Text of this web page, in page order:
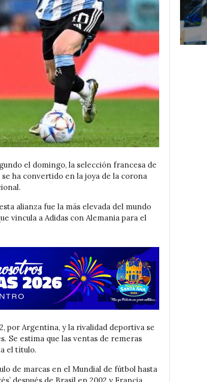
el domingo, la selección francesa de
ha convertido en la joya de la corona
alianza fue la más elevada del mundo
vincula a Adidas con Alemania para el
por Argentina, y la rivalidad deportiva se
Se estima que las ventas de remeras
el título.
de marcas en el Mundial de fútbol hasta